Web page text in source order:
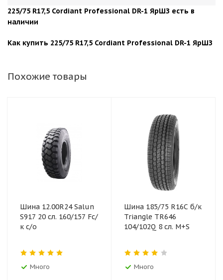
225/75 R17,5 Cordiant Professional DR-1 ЯрШЗ есть в
наличии
Как купить 225/75 R17,5 Cordiant Professional DR-1 ЯрШЗ
Похожие товары
Шина 12.00R24 Salun
S917 20 сл. 160/157 Fс/
к с/о
Много
Шина 185/75 R16C б/к
Triangle TR646
104/102Q 8 сл. M+S
Много